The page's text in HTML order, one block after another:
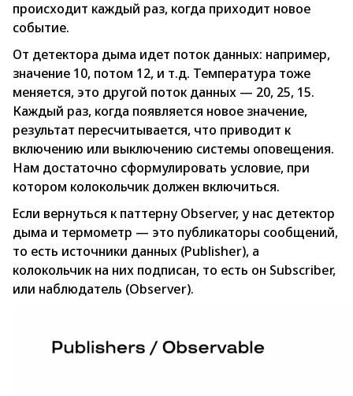
происходит каждый раз, когда приходит новое
событие.
От детектора дыма идет поток данных: например,
значение 10, потом 12, и т.д. Температура тоже
меняется, это другой поток данных — 20, 25, 15.
Каждый раз, когда появляется новое значение,
результат пересчитывается, что приводит к
включению или выключению системы оповещения.
Нам достаточно сформулировать условие, при
котором колокольчик должен включиться.
Если вернуться к паттерну Observer, у нас детектор
дыма и термометр — это публикаторы сообщений,
то есть источники данных (Publisher), а
колокольчик на них подписан, то есть он Subscriber,
или наблюдатель (Observer).